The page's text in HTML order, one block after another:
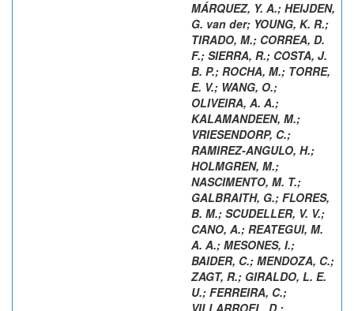
MÁRQUEZ, Y. A.; HEIJDEN,
G. van der; YOUNG, K. R.;
TIRADO, M.; CORREA, D.
F.; SIERRA, R.; COSTA, J.
B. P.; ROCHA, M.; TORRE,
E. V.; WANG, O.;
OLIVEIRA, A. A.;
KALAMANDEEN, M.;
VRIESENDORP, C.;
RAMIREZ-ANGULO, H.;
HOLMGREN, M.;
NASCIMENTO, M. T.;
GALBRAITH, G.; FLORES,
B. M.; SCUDELLER, V. V.;
CANO, A.; REATEGUI, M.
A. A.; MESONES, I.;
BAIDER, C.; MENDOZA, C.;
ZAGT, R.; GIRALDO, L. E.
U.; FERREIRA, C.;
VILLARROEL, D.;